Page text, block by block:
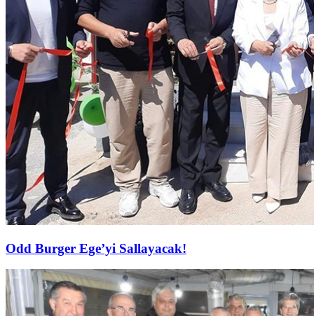
Odd Burger Ege’yi Sallayacak!